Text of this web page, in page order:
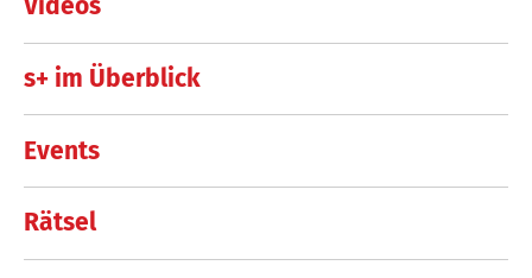
s+ im Überblick
Events
Rätsel